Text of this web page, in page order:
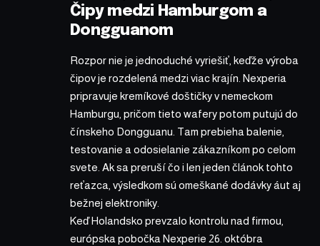
Čipy medzi Hamburgom a
Dongguanom
Rozpor nie je jednoduché vyriešiť, keďže výroba
čipov je rozdelená medzi viac krajín. Nexperia
pripravuje kremíkové doštičky v nemeckom
Hamburgu, pričom tieto wafery potom putujú do
čínskeho Dongguanu. Tam prebieha balenie,
testovanie a odosielanie zákazníkom po celom
svete. Ak sa preruší čo i len jeden článok tohto
reťazca, výsledkom sú omeškané dodávky áut aj
bežnej elektroniky.
Keď Holandsko prevzalo kontrolu nad firmou,
európska pobočka Nexperie 26. októbra